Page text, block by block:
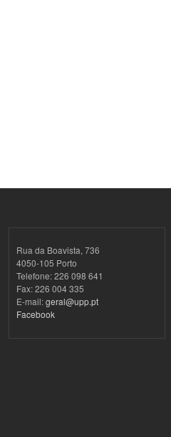
Rua da Boavista, 736
4050-105 Porto
Telefone: 226 098 641
Fax: 226 004 335
E-mail:geral@upp.pt
Facebook